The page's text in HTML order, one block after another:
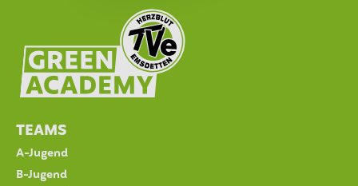
TEAMS
A-Jugend
B-Jugend